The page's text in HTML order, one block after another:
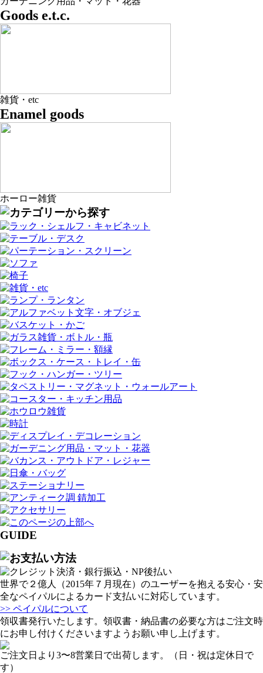
Goods e.t.c.
雑貨・etc
Enamel goods
ホーロー雑貨
GUIDE
世界で２億人（2015年７月現在）のユーザーを抱える安心・安
全なペイパルによるカード支払いに対応しています。
>> ペイパルについて
領収書発行いたします。領収書・納品書の必要な方はご注文時
にお申し付けくださいますようお願い申し上げます。
ご注文日より3〜8営業日で出荷します。（日・祝は定休日で
す）